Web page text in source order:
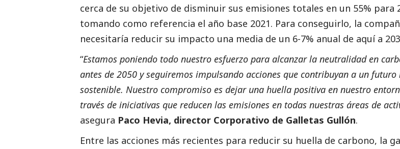
cerca de su objetivo de disminuir sus emisiones totales en un 55% para
tomando como referencia el año base 2021. Para conseguirlo, la
necesitaría reducir su impacto una media de un 6-7% anual de aquí a
“Estamos poniendo todo nuestro esfuerzo para alcanzar la neutralidad en
antes de 2050 y seguiremos impulsando acciones que contribuyan a un futuro
sostenible. Nuestro compromiso es dejar una huella positiva en nuestro
través de iniciativas que reducen las emisiones en todas nuestras áreas de
asegura Paco Hevia, director Corporativo de Galletas Gullón.
Entre las acciones más recientes para reducir su huella de carbono, la